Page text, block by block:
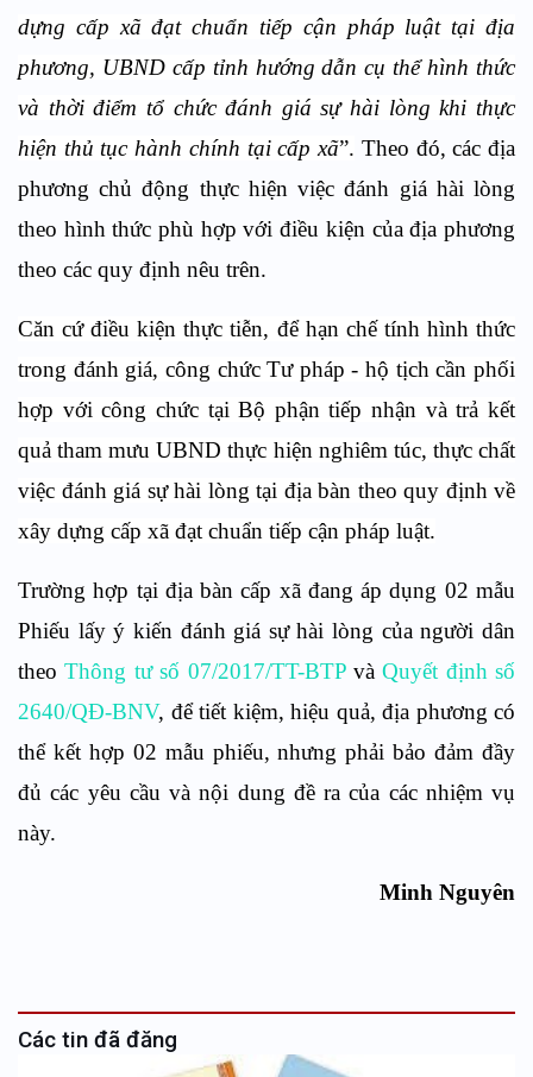
dựng cấp xã đạt chuẩn tiếp cận pháp luật tại địa
phương, UBND cấp tỉnh hướng dẫn cụ thể hình thức
và thời điểm tổ chức đánh giá sự hài lòng khi thực
hiện thủ tục hành chính tại cấp xã”. Theo đó, các địa
phương chủ động thực hiện việc đánh giá hài lòng
theo hình thức phù hợp với điều kiện của địa phương
theo các quy định nêu trên.
Căn cứ điều kiện thực tiễn, để hạn chế tính hình thức
trong đánh giá, công chức Tư pháp - hộ tịch cần phối
hợp với công chức tại Bộ phận tiếp nhận và trả kết
quả tham mưu UBND thực hiện nghiêm túc, thực chất
việc đánh giá sự hài lòng tại địa bàn theo quy định về
xây dựng cấp xã đạt chuẩn tiếp cận pháp luật.
Trường hợp tại địa bàn cấp xã đang áp dụng 02 mẫu
Phiếu lấy ý kiến đánh giá sự hài lòng của người dân
theoThông tư số 07/2017/TT-BTPvàQuyết định số
2640/QĐ-BNV, để tiết kiệm, hiệu quả, địa phương có
thể kết hợp 02 mẫu phiếu, nhưng phải bảo đảm đầy
đủ các yêu cầu và nội dung đề ra của các nhiệm vụ
này.
Minh Nguyên
Các tin đã đăng